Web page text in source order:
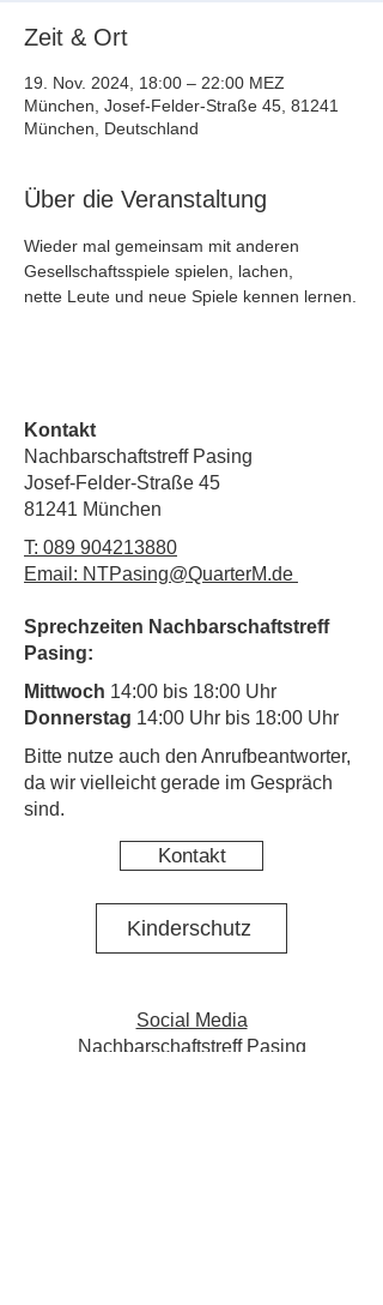
Zeit & Ort
19. Nov. 2024, 18:00 – 22:00 MEZ
München, Josef-Felder-Straße 45, 81241
München, Deutschland
Über die Veranstaltung
Wieder mal gemeinsam mit anderen
Gesellschaftsspiele spielen, lachen,
nette Leute und neue Spiele kennen lernen.
Kontakt
Nachbarschaftstreff Pasing
Josef-Felder-Straße 45
81241 München
T: 089 904213880
Email: NTPasing@QuarterM.de
Sprechzeiten Nachbarschaftstreff
Pasing:
Mittwoch 14:00 bis 18:00 Uhr
Donnerstag 14:00 Uhr bis 18:00 Uhr
​Bitte nutze auch den Anrufbeantworter,
da wir vielleicht gerade im Gespräch
sind.
Kontakt
Kinderschutz
Social Media
Nachbarschaftstreff Pasing